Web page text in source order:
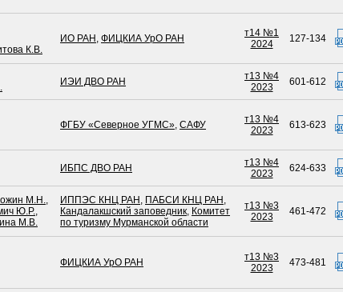
К.В.
ИО РАН , ФИЦКИА УрО РАН
т14 №1
2024
127-134
ИЭИ ДВО РАН
т13 №4
2023
601-612
ФГБУ «Северное УГМС», САФУ
т13 №4
2023
613-623
ИБПС ДВО РАН
т13 №4
2023
624-633
М.Н.,
Ю.Р.,
М.В.
ИППЭС КНЦ РАН , ПАБСИ КНЦ РАН ,
Кандалакшский заповедник, Комитет
по туризму Мурманской области
т13 №3
2023
461-472
ФИЦКИА УрО РАН
т13 №3
2023
473-481